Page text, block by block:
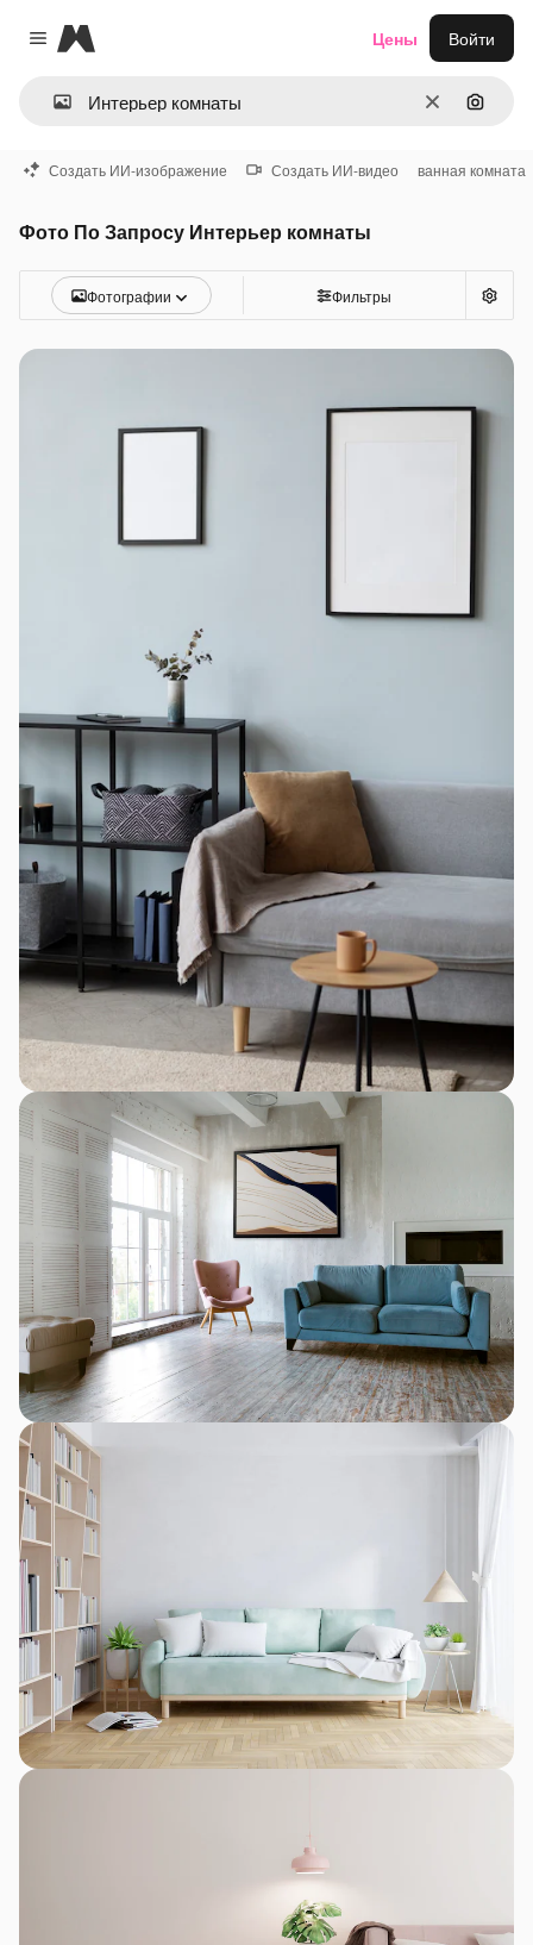
Close menu
Magnific
ОчиститьПоиск
Цены Войти
Создать ИИ-изображение Создать ИИ-видео ванная комната
Фото По Запросу Интерьер комнаты
Фотографии Фильтры